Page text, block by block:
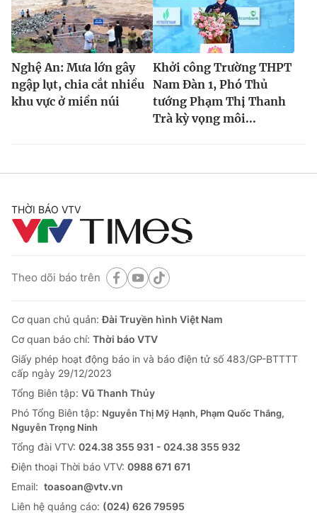
Nghệ An: Mưa lớn gây
ngập lụt, chia cắt nhiều
khu vực ở miền núi
Khởi công Trường THPT
Nam Đàn 1, Phó Thủ
tướng Phạm Thị Thanh
Trà kỳ vọng môi...
THỜI BÁO VTV
Theo dõi báo trên
Cơ quan chủ quản:Đài Truyền hình Việt Nam
Cơ quan báo chí: Thời báo VTV
Giấy phép hoạt động báo in và báo điện tử số 483/GP-BTTTT
cấp ngày 29/12/2023
Tổng Biên tập: Vũ Thanh Thủy
Phó Tổng Biên tập: Nguyễn Thị Mỹ Hạnh, Phạm Quốc Thắng,
Nguyễn Trọng Ninh
Tổng đài VTV: 024.38 355 931 - 024.38 355 932
Ðiện thoại Thời báo VTV: 0988 671 671
Email: toasoan@vtv.vn
Liên hệ quảng cáo: (024) 626 79595